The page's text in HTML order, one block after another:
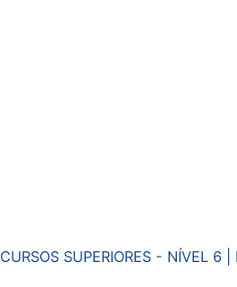
CURSOS SUPERIORES - NÍVEL 6 |